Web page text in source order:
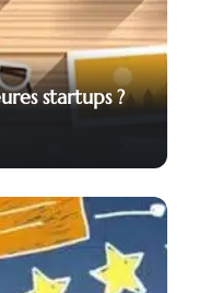
startups ?